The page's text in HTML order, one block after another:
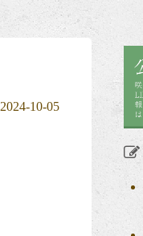
2024-10-05